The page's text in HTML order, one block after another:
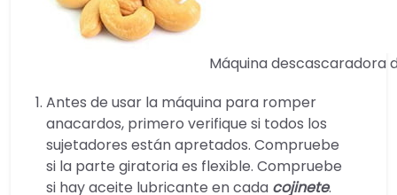
Máquina descascaradora
Antes de usar la máquina para romper
anacardos, primero verifique si todos los
sujetadores están apretados. Compruebe
si la parte giratoria es flexible. Compruebe
si hay aceite lubricante en cada cojinete.